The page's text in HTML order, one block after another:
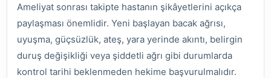
Ameliyat sonrası takipte hastanın şikâyetlerini açıkça
paylaşması önemlidir. Yeni başlayan bacak ağrısı,
uyuşma, güçsüzlük, ateş, yara yerinde akıntı, belirgin
duruş değişikliği veya şiddetli ağrı gibi durumlarda
kontrol tarihi beklenmeden hekime başvurulmalıdır.